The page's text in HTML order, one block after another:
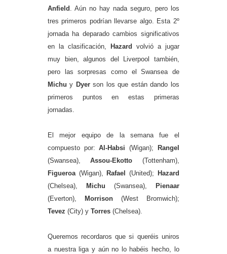
Anfield . Aún no hay nada seguro, pero los
tres primeros podrían llevarse algo. Esta 2º
jornada ha deparado cambios significativos
en la clasificación, Hazard volvió a jugar
muy bien, algunos del Liverpool también,
pero las sorpresas como el Swansea de
Michu y Dyerson los que están dando los
primeros puntos en estas primeras
jornadas.
El mejor equipo de la semana fue el
compuesto por:Al-Habsi (Wigan); Rangel
(Swansea),Assou-Ekotto (Tottenham),
Figueroa (Wigan),Rafael(United); Hazard
(Chelsea), Michu (Swansea), Pienaar
(Everton), Morrison(West Bromwich);
Tevez (City) y Torres (Chelsea).
Queremos recordaros que si queréis uniros
a nuestra liga y aún no lo habéis hecho, lo